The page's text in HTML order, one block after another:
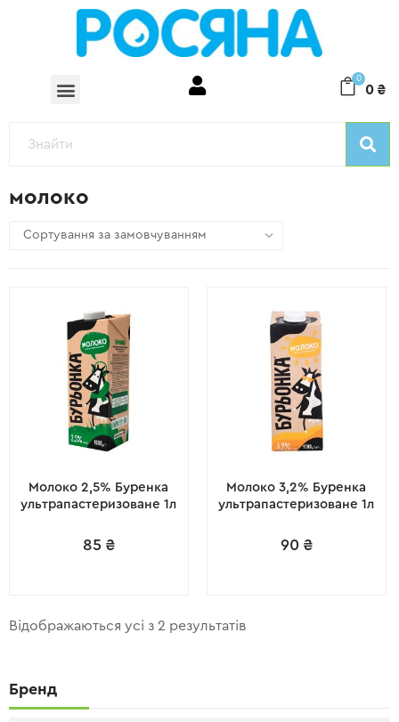
0
0 ₴
молоко
Молоко 2,5% Буренка
ультрапастеризоване 1л
85 ₴
Молоко 3,2% Буренка
ультрапастеризоване 1л
90 ₴
Відображаються усі з 2 результатів
Бренд